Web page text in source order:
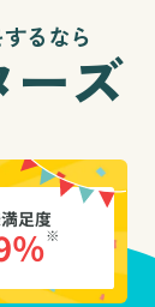
るなら
ーズ
足度
％※